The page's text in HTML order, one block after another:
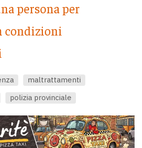
persona per
condizioni
maltrattamenti
polizia provinciale